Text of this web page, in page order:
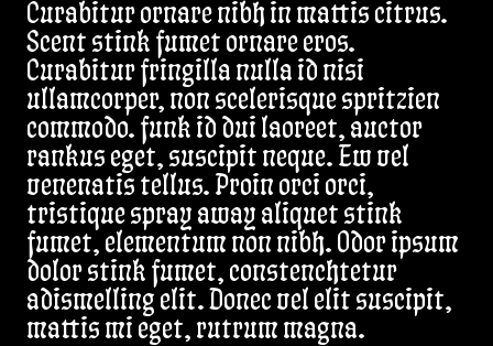
Curabitur ornare nibh in mattis citrus.
Scent stink fumet ornare eros.
Curabitur fringilla nulla id nisi
ullamcorper, non scelerisque spritzien
commodo. funk id dui laoreet, auctor
rankus eget, suscipit neque. Ew vel
venenatis tellus. Proin orci orci,
tristique spray away aliquet stink
fumet, elementum non nibh. Odor ipsum
dolor stink fumet, constenchtetur
adismelling elit. Donec vel elit suscipit,
mattis mi eget, rutrum magna.